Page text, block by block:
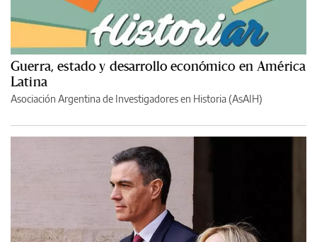
Guerra, estado y desarrollo económico en América
Latina
Asociación Argentina de Investigadores en Historia (AsAIH)